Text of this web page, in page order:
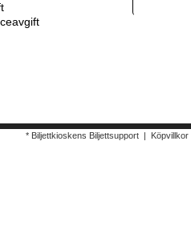
* Biljettkioskens Biljettsupport | Köpvillkor